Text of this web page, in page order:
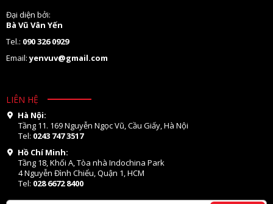
Đại diện bởi:
Bà Vũ Vân Yến
Tel.: 090 326 0929
Email:yenvuv@gmail.com
LIÊN HỆ
Hà Nội:
Tầng 11. 169 Nguyễn Ngọc Vũ, Cầu Giấy, Hà Nội
Tel: 0243 747 3517
Hồ Chí Minh:
Tầng 18, Khối A, Tòa nhà Indochina Park
4 Nguyễn Đình Chiểu, Quận 1, HCM
Tel: 028 6672 8400